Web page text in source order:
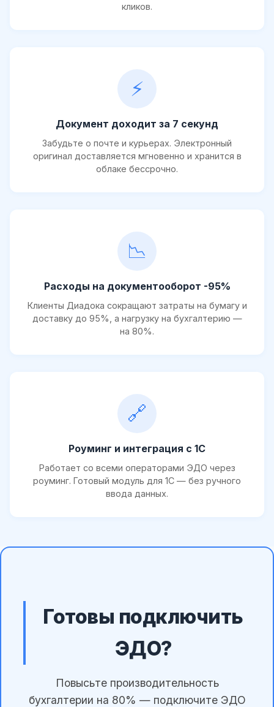
кликов.
⚡
Документ доходит за 7 секунд
Забудьте о почте и курьерах. Электронный
оригинал доставляется мгновенно и хранится в
облаке бессрочно.
📉
Расходы на документооборот -95%
Клиенты Диадока сокращают затраты на бумагу и
доставку до 95%, а нагрузку на бухгалтерию —
на 80%.
🔗
Роуминг и интеграция с 1С
Работает со всеми операторами ЭДО через
роуминг. Готовый модуль для 1С — без ручного
ввода данных.
Готовы подключить
ЭДО?
Повысьте производительность
бухгалтерии на 80% — подключите ЭДО